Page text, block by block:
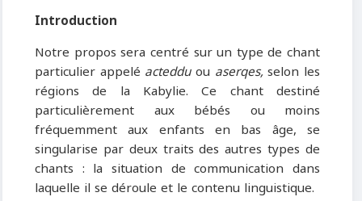
Introduction
Notre propos sera centré sur un type de chant
particulier appelé actedduou aserqes,selon les
régions de la Kabylie. Ce chant destiné
particulièrement aux bébés ou moins
fréquemment aux enfants en bas âge, se
singularise par deux traits des autres types de
chants : la situation de communication dans
laquelle il se déroule et le contenu linguistique.